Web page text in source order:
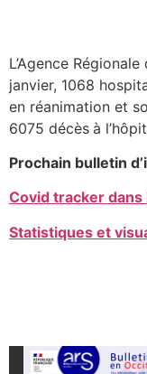
L’Agence
janvier, 1068
en réanimation et
6075 décès à
Prochain bulletin
Covid tracker
Statistiques et